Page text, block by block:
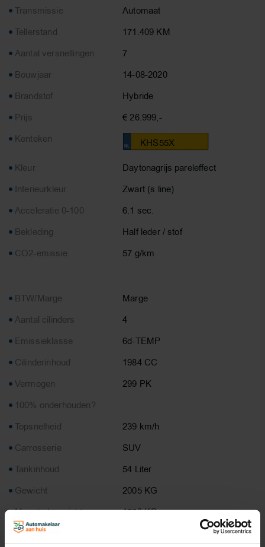
Transmissie
Automaat
Tellerstand
171.409 KM
Aantal versnellingen
7
Bouwjaar
14-08-2020
Brandstof
Hybride
Prijs
€ 26.999,-
Kenteken
KHS55X
Kleur
Daytonagrijs pareleffect
Interieurkleur
Zwart (s line)
Acceleratie 0-100
6.1 sec.
Bekleding
Half leder / stof
CO2-emissie
57 g/km
BTW/Marge
Marge
Aantal cilinders
4
Emissieklasse
6d-TEMP
Cilinderinhoud
1984 CC
Vermogen
299 PK
100% onderhouden?
Topsnelheid
239 km/h
Carrosserie
SUV
Tankinhoud
54 Liter
Gewicht
2005 KG
Max. trekgewicht
1750 KG
Laadvermogen